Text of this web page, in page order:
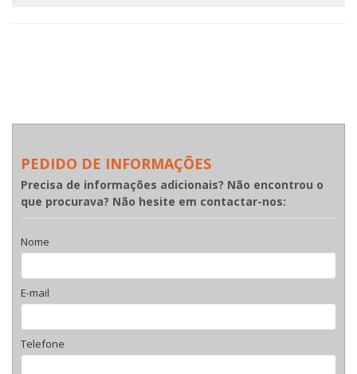
PEDIDO DE INFORMAÇÕES
Precisa de informações adicionais? Não encontrou o
que procurava? Não hesite em contactar-nos:
Nome
E-mail
Telefone